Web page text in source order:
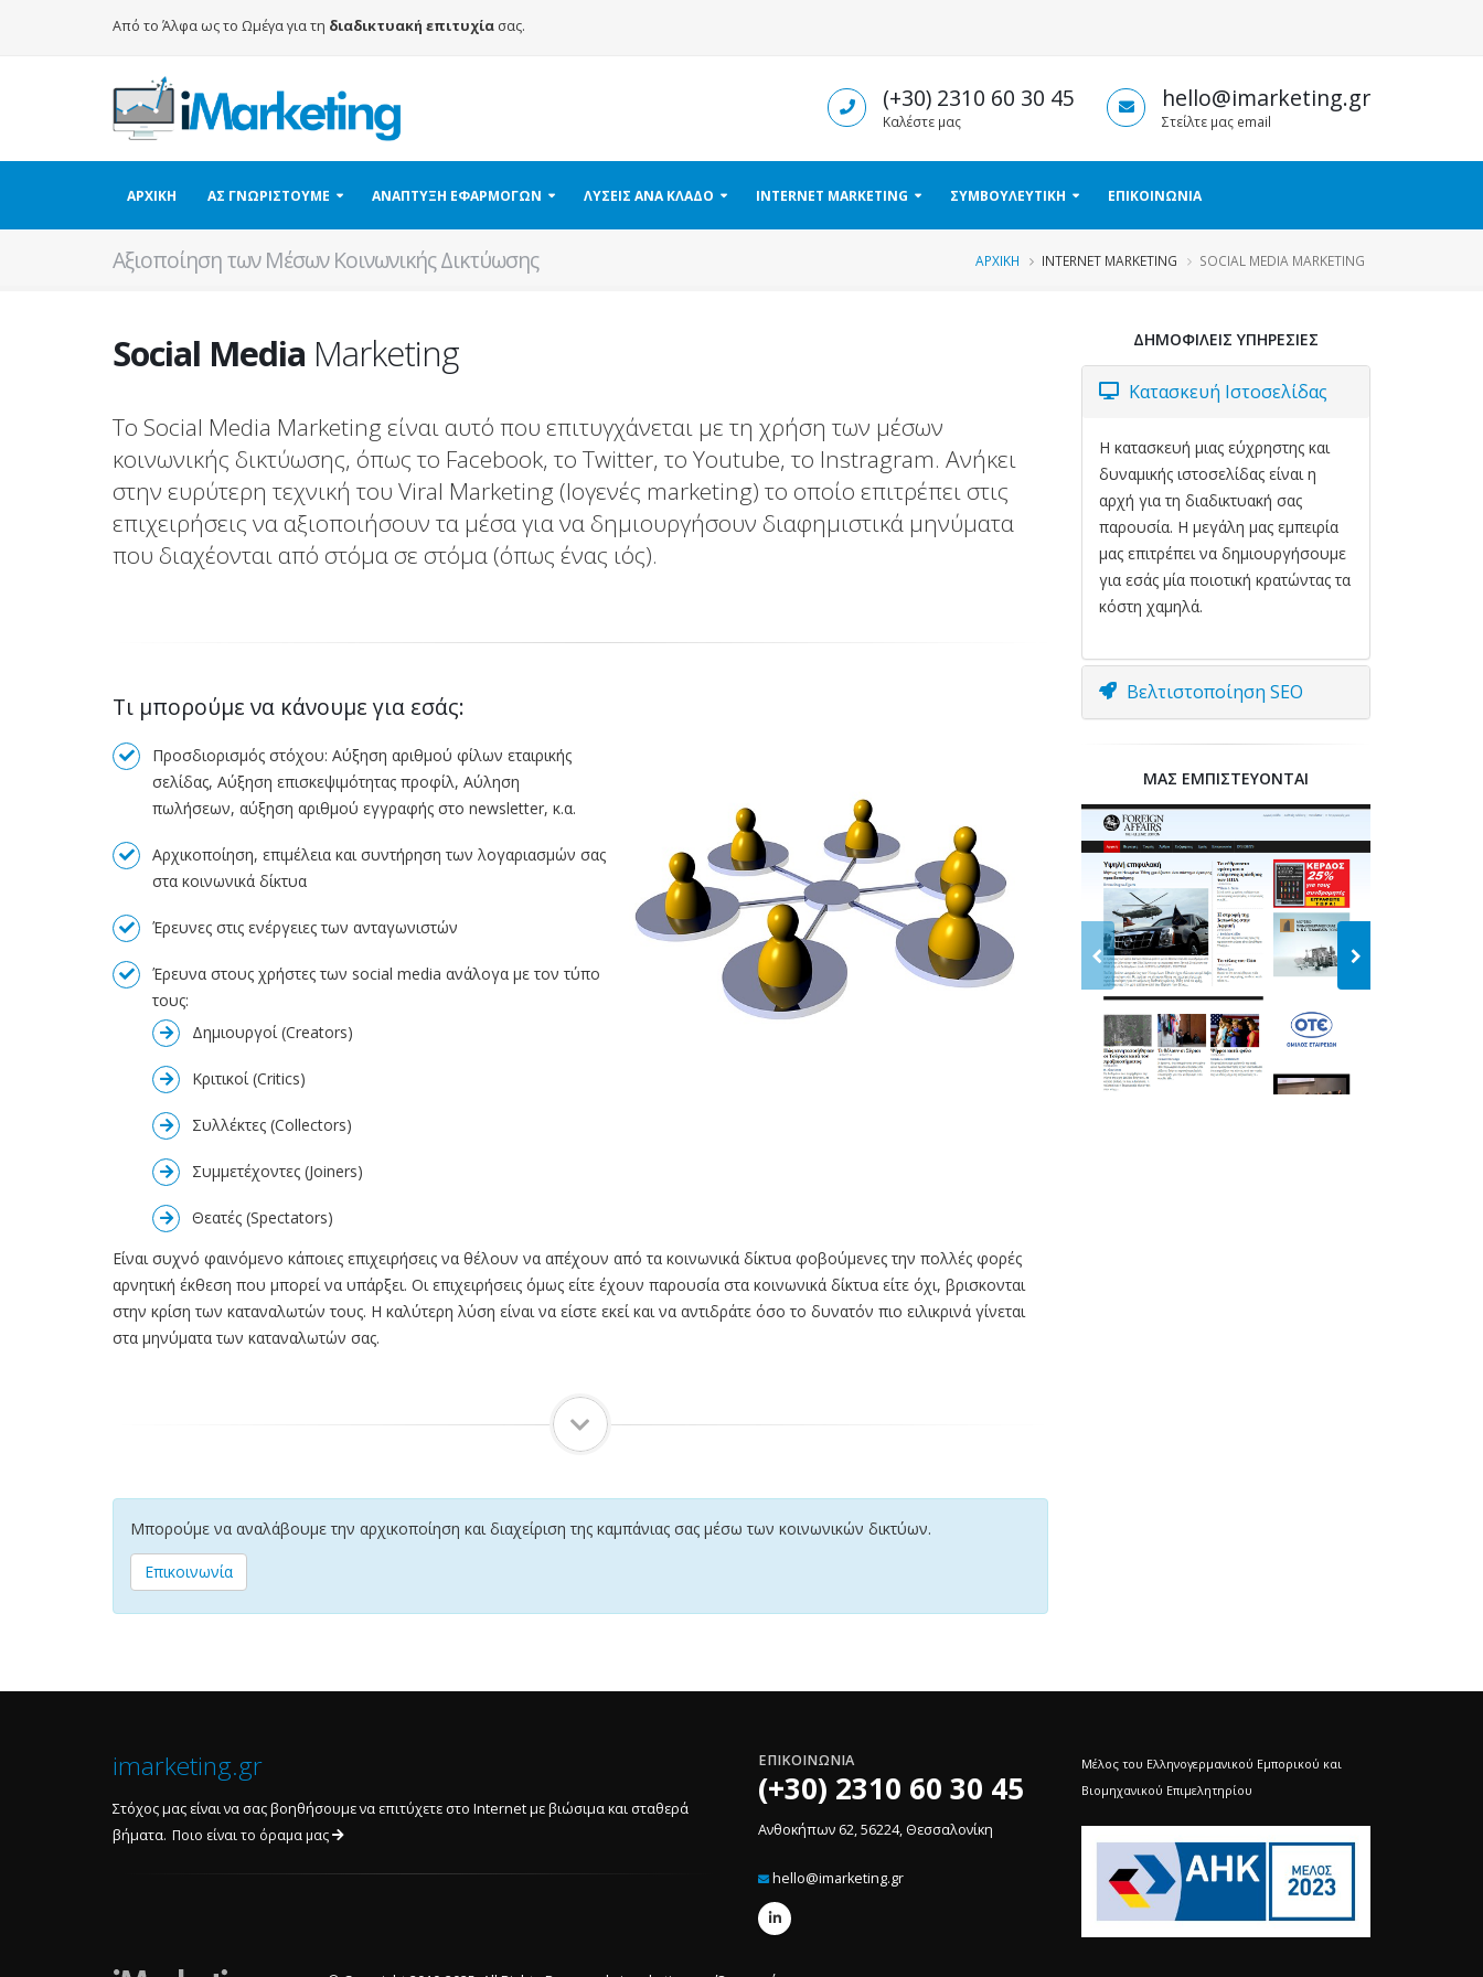
Από το Άλφα ως το Ωμέγα για τη διαδικτυακή επιτυχία σας.
(+30) 2310 60 30 45
Καλέστε μας
hello@imarketing.gr
Στείλτε μας email
ΑΡΧΙΚΗ ΑΣ ΓΝΩΡΙΣΤΟΥΜΕ ΑΝΑΠΤΥΞΗ ΕΦΑΡΜΟΓΩΝ ΛΥΣΕΙΣ ΑΝΑ ΚΛΑΔΟ INTERNET MARKETING ΣΥΜΒΟΥΛΕΥΤΙΚΗ ΕΠΙΚΟΙΝΩΝΙΑ
ΑΡΧΙΚΗ INTERNET MARKETING SOCIAL MEDIA MARKETING
Αξιοποίηση των Μέσων Κοινωνικής Δικτύωσης
Social Media Marketing
Το Social Media Marketing είναι αυτό που επιτυγχάνεται με τη χρήση των μέσων
κοινωνικής δικτύωσης, όπως το Facebook, το Twitter, το Youtube, το Instragram. Ανήκει
στην ευρύτερη τεχνική του Viral Marketing (Ιογενές marketing) το οποίο επιτρέπει στις
επιχειρήσεις να αξιοποιήσουν τα μέσα για να δημιουργήσουν διαφημιστικά μηνύματα
που διαχέονται από στόμα σε στόμα (όπως ένας ιός).
Τι μπορούμε να κάνουμε για εσάς:
Προσδιορισμός στόχου: Αύξηση αριθμού φίλων εταιρικής
σελίδας, Αύξηση επισκεψιμότητας προφίλ, Αύληση
πωλήσεων, αύξηση αριθμού εγγραφής στο newsletter, κ.α.
Αρχικοποίηση, επιμέλεια και συντήρηση των λογαριασμών σας
στα κοινωνικά δίκτυα
Έρευνες στις ενέργειες των ανταγωνιστών
Έρευνα στους χρήστες των social media ανάλογα με τον τύπο
τους:
Δημιουργοί (Creators)
Κριτικοί (Critics)
Συλλέκτες (Collectors)
Συμμετέχοντες (Joiners)
Θεατές (Spectators)
Είναι συχνό φαινόμενο κάποιες επιχειρήσεις να θέλουν να απέχουν από τα κοινωνικά δίκτυα φοβούμενες την πολλές φορές
αρνητική έκθεση που μπορεί να υπάρξει. Οι επιχειρήσεις όμως είτε έχουν παρουσία στα κοινωνικά δίκτυα είτε όχι, βρισκονται
στην κρίση των καταναλωτών τους. Η καλύτερη λύση είναι να είστε εκεί και να αντιδράτε όσο το δυνατόν πιο ειλικρινά γίνεται
στα μηνύματα των καταναλωτών σας.
Μπορούμε να αναλάβουμε την αρχικοποίηση και διαχείριση της καμπάνιας σας μέσω των κοινωνικών δικτύων.
Επικοινωνία
ΔΗΜΟΦΙΛΕΙΣ ΥΠΗΡΕΣΙΕΣ
Κατασκευή Ιστοσελίδας
Η κατασκευή μιας εύχρηστης και
δυναμικής ιστοσελίδας είναι η
αρχή για τη διαδικτυακή σας
παρουσία. Η μεγάλη μας εμπειρία
μας επιτρέπει να δημιουργήσουμε
για εσάς μία ποιοτική κρατώντας τα
κόστη χαμηλά.
Βελτιστοποίηση SEO
ΜΑΣ ΕΜΠΙΣΤΕΥΟΝΤΑΙ
imarketing.gr
Στόχος μας είναι να σας βοηθήσουμε να επιτύχετε στο Internet με βιώσιμα και σταθερά
βήματα. Ποιο είναι το όραμα μας
ΕΠΙΚΟΙΝΩΝΙΑ
(+30) 2310 60 30 45
Ανθοκήπων 62, 56224, Θεσσαλονίκη
hello@imarketing.gr
Μέλος του Ελληνογερμανικού Εμπορικού και
Βιομηχανικού Επιμελητηρίου